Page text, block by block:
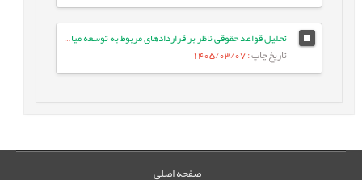
تحلیل قواعد حقوقی ناظر بر قراردادهای مربوط به توسعه میادین مشترک نفت و گاز
تاریخ چاپ: 1405/03/07
صفحه اصلی